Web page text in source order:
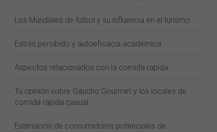
Los Mundiales de fútbol y su influencia en el turismo
Estrés percibido y autoeficacia académica
Aspectos relacionados con la comida rapida
Tu opinión sobre Gaucho Gourmet y los locales de
comida rápida casual
Estimación de consumidores potenciales de